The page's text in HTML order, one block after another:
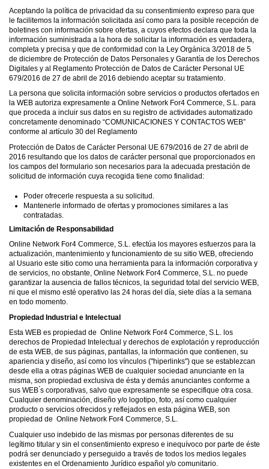
Aceptando la política de privacidad da su consentimiento expreso para que
le facilitemos la información solicitada así como para la posible recepción de
boletines con información sobre ofertas, a cuyos efectos declara que toda la
información suministrada a la hora de solicitar la información es verdadera,
completa y precisa y que de conformidad con la Ley Orgánica 3/2018 de 5
de diciembre de Protección de Datos Personales y Garantía de los Derechos
Digitales y al Reglamento Protección de Datos de Carácter Personal UE
679/2016 de 27 de abril de 2016 debiendo aceptar su tratamiento.
La persona que solicita información sobre servicios o productos ofertados en
la WEB autoriza expresamente a Online Network For4 Commerce, S.L. para
que proceda a incluir sus datos en su registro de actividades automatizado
concretamente denominado “COMUNICACIONES Y CONTACTOS WEB”
conforme al artículo 30 del Reglamento
Protección de Datos de Carácter Personal UE 679/2016 de 27 de abril de
2016 resultando que los datos de carácter personal que proporcionados en
los campos del formulario son necesarios para la adecuada prestación de
solicitud de información cuya recogida tiene como finalidad:
Poder ofrecerle respuesta a su solicitud.
Mantenerle informado de ofertas y promociones similares a las
contratadas.
Limitación de Responsabilidad
Online Network For4 Commerce, S.L. efectúa los mayores esfuerzos para la
actualización, mantenimiento y funcionamiento de su sitio WEB, ofreciendo
al Usuario este sitio como una herramienta para la información corporativa y
de servicios, no obstante, Online Network For4 Commerce, S.L. no puede
garantizar la ausencia de fallos técnicos, la seguridad total del servicio WEB,
ni que el mismo esté operativo las 24 horas del día, siete días a la semana
en todo momento.
Propiedad Industrial e Intelectual
Esta WEB es propiedad de Online Network For4 Commerce, S.L. los
derechos de Propiedad Intelectual y derechos de explotación y reproducción
de esta WEB, de sus páginas, pantallas, la información que contienen, su
apariencia y diseño, así como los vínculos ("hiperlinks") que se establezcan
desde ella a otras páginas WEB de cualquier sociedad anunciante en la
misma, son propiedad exclusiva de ésta y demás anunciantes conforme a
sus WEB ́s corporativas, salvo que expresamente se especifique otra cosa.
Cualquier denominación, diseño y/o logotipo, foto, así como cualquier
producto o servicios ofrecidos y reflejados en esta página WEB, son
propiedad de Online Network For4 Commerce, S.L.
Cualquier uso indebido de las mismas por personas diferentes de su
legítimo titular y sin el consentimiento expreso e inequívoco por parte de éste
podrá ser denunciado y perseguido a través de todos los medios legales
existentes en el Ordenamiento Jurídico español y/o comunitario.